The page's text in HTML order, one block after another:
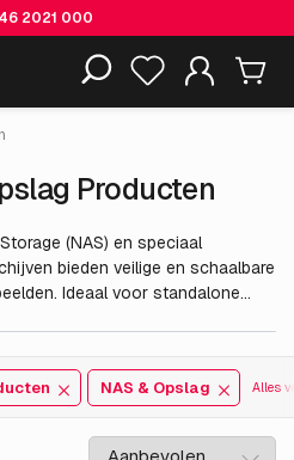
2021 000
Producten
(NAS) en speciaal
bieden veilige en schaalbare
Ideaal voor standalone
NAS & Opslag Alles